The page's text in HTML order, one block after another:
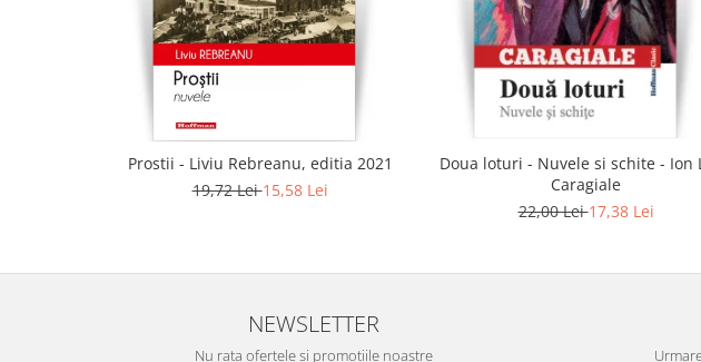
Prostii - Liviu Rebreanu, editia 2021
19,72 Lei15,58 Lei
Doua loturi - Nuvele si schite - Ion
Caragiale
22,00 Lei17,38 Lei
NEWSLETTER
Nu rata ofertele si promotiile noastre